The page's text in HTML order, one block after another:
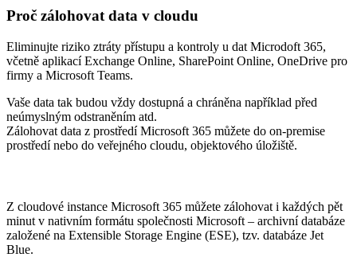
Proč zálohovat data v cloudu
Eliminujte riziko ztráty přístupu a kontroly u dat Microdoft 365,
včetně aplikací Exchange Online, SharePoint Online, OneDrive pro
firmy a Microsoft Teams.
Vaše data tak budou vždy dostupná a chráněna například před
neúmyslným odstraněním atd.
Zálohovat data z prostředí Microsoft 365 můžete do on-premise
prostředí nebo do veřejného cloudu, objektového úložiště.
Z cloudové instance Microsoft 365 můžete zálohovat i každých pět
minut v nativním formátu společnosti Microsoft – archivní databáze
založené na Extensible Storage Engine (ESE), tzv. databáze Jet
Blue.